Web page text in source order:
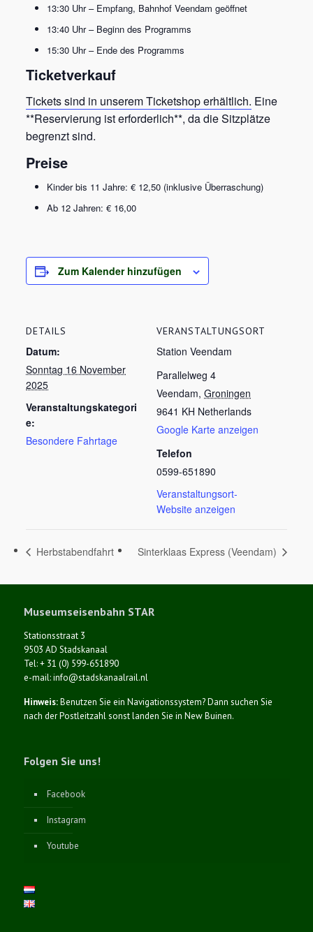
13:30 Uhr – Empfang, Bahnhof Veendam geöffnet
13:40 Uhr – Beginn des Programms
15:30 Uhr – Ende des Programms
Ticketverkauf
Tickets sind in unserem Ticketshop erhältlich. Eine
**Reservierung ist erforderlich**, da die Sitzplätze
begrenzt sind.
Preise
Kinder bis 11 Jahre: € 12,50 (inklusive Überraschung)
Ab 12 Jahren: € 16,00
Zum Kalender hinzufügen
DETAILS
Datum:
Sonntag 16 November
2025
Veranstaltungskategori
e:
Besondere Fahrtage
VERANSTALTUNGSORT
Station Veendam
Parallelweg 4
Veendam, Groningen
9641 KH Netherlands
Google Karte anzeigen
Telefon
0599-651890
Veranstaltungsort-
Website anzeigen
Herbstabendfahrt Sinterklaas Express (Veendam)
Museumseisenbahn STAR
Stationsstraat 3
9503 AD Stadskanaal
Tel: + 31 (0) 599-651890
e-mail: info@stadskanaalrail.nl
Hinweis:Benutzen Sie ein Navigationssystem? Dann suchen Sie
nach der Postleitzahl sonst landen Sie in New Buinen.
Folgen Sie uns!
Facebook
Instagram
Youtube